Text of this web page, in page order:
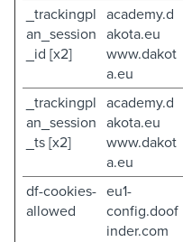
_trackingpl
an_session
_id [x2]
academy.d
akota.eu
www.dakot
a.eu
_trackingpl
an_session
_ts [x2]
academy.d
akota.eu
www.dakot
a.eu
df-cookies-
allowed
eu1-
config.doof
inder.com